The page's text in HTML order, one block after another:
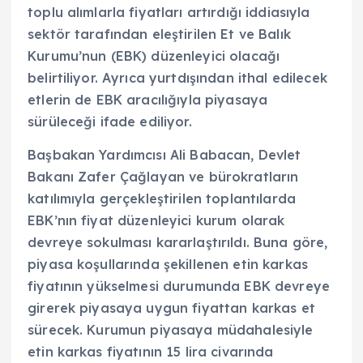
toplu alımlarla fiyatları artırdığı iddiasıyla
sektör tarafından eleştirilen Et ve Balık
Kurumu’nun (EBK) düzenleyici olacağı
belirtiliyor. Ayrıca yurtdışından ithal edilecek
etlerin de EBK aracılığıyla piyasaya
sürüleceği ifade ediliyor.
Başbakan Yardımcısı Ali Babacan, Devlet
Bakanı Zafer Çağlayan ve bürokratların
katılımıyla gerçekleştirilen toplantılarda
EBK’nın fiyat düzenleyici kurum olarak
devreye sokulması kararlaştırıldı. Buna göre,
piyasa koşullarında şekillenen etin karkas
fiyatının yükselmesi durumunda EBK devreye
girerek piyasaya uygun fiyattan karkas et
sürecek. Kurumun piyasaya müdahalesiyle
etin karkas fiyatının 15 lira civarında